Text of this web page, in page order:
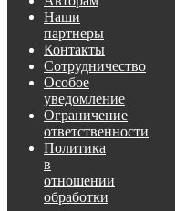
Наши
партнеры
Контакты
Сотрудничество
Особое
уведомление
Ограничение
ответственности
Политика
в
отношении
обработки